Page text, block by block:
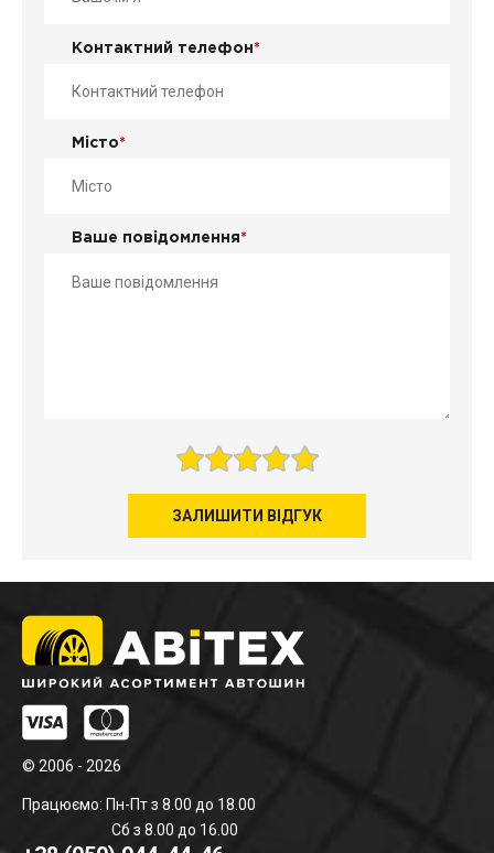
Контактний телефон*
Місто*
Ваше повідомлення*
ЗАЛИШИТИ ВІДГУК
© 2006 - 2026
Працюємо: Пн-Пт з 8.00 до 18.00
Сб з 8.00 до 16.00